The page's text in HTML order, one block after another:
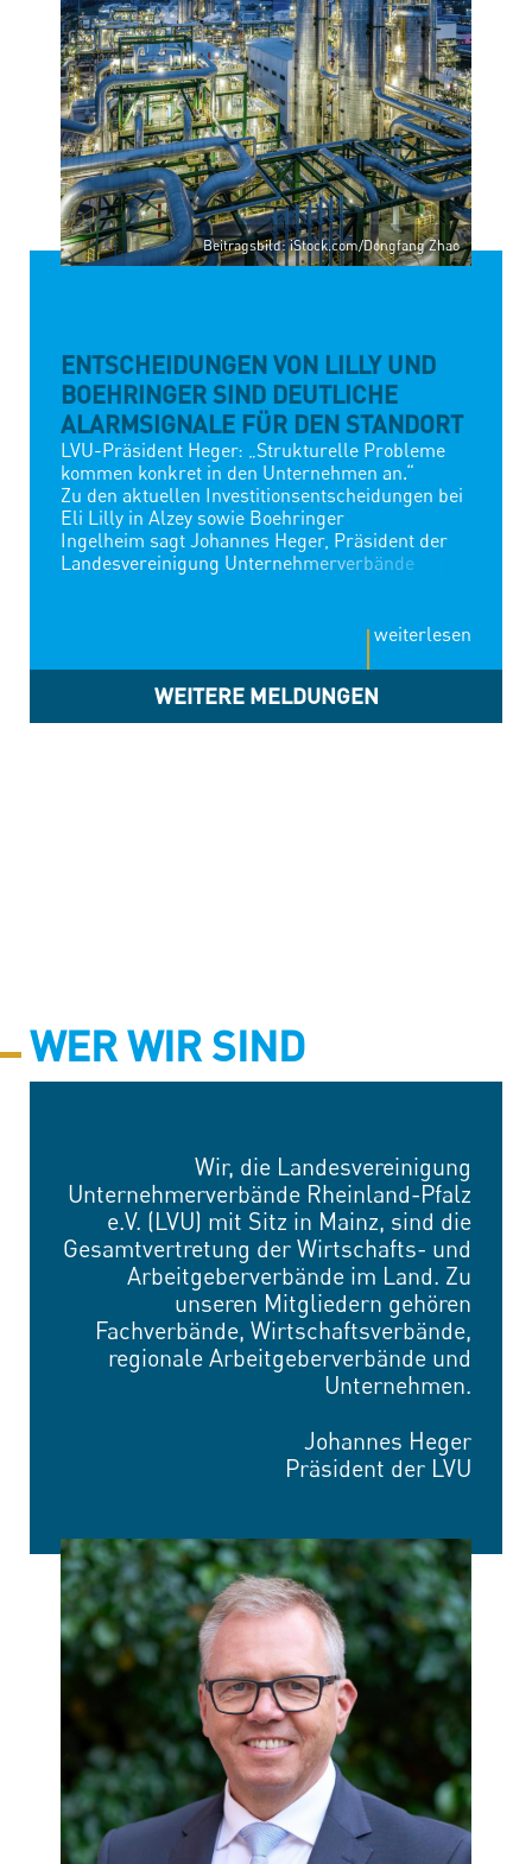
STARTSEITE
ENTSCHEIDUNGEN VON LILLY UND
BOEHRINGER SIND DEUTLICHE
ALARMSIGNALE FÜR DEN STANDORT
LVU-Präsident Heger: „Strukturelle Probleme
kommen konkret in den Unternehmen an.“
Zu den aktuellen Investitionsentscheidungen bei
Eli Lilly in Alzey sowie Boehringer
Ingelheim sagt Johannes Heger, Präsident der
Landesvereinigung Unternehmerverbände
Ingelheim sind deutliche Alarmsignale für den
stehen nicht isoliert. In der jüngeren
Vergangenheit haben wir im Land eine Reihe von
Entscheidungen erlebt, bei denen Investitionen
weiterlesen
WEITERE MELDUNGEN
Beitragsbild: iStock.com/Dongfang Zhao
WER WIR SIND
Wir, die Landesvereinigung
Unternehmerverbände Rheinland-Pfalz
e.V. (LVU) mit Sitz in Mainz, sind die
Gesamtvertretung der Wirtschafts- und
Arbeitgeberverbände im Land. Zu
unseren Mitgliedern gehören
Fachverbände, Wirtschaftsverbände,
regionale Arbeitgeberverbände und
Unternehmen.
Johannes Heger
Präsident der LVU